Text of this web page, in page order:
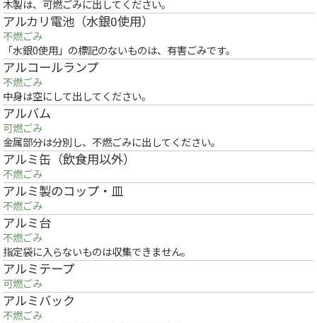
木製は、可燃ごみに出してください。
アルカリ電池（水銀0使用）
不燃ごみ
「水銀0使用」の標記のないものは、有害ごみです。
アルコールランプ
不燃ごみ
中身は空にして出してください。
アルバム
可燃ごみ
金属部分は分別し、不燃ごみに出してください。
アルミ缶（飲食用以外）
不燃ごみ
アルミ製のコップ・皿
不燃ごみ
アルミ台
不燃ごみ
指定袋に入らないものは収集できません。
アルミテープ
可燃ごみ
アルミバック
不燃ごみ